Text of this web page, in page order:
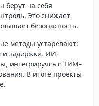
берут на себя
Это снижает
безопасность.
методы устаревают:
и задержки. ИИ-
интегрируясь с ТИМ-
В итоге проекты